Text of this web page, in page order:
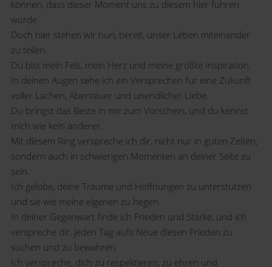
können, dass dieser Moment uns zu diesem hier führen
würde.
Doch hier stehen wir nun, bereit, unser Leben miteinander
zu teilen.
Du bist mein Fels, mein Herz und meine größte Inspiration.
In deinen Augen sehe ich ein Versprechen für eine Zukunft
voller Lachen, Abenteuer und unendlicher Liebe.
Du bringst das Beste in mir zum Vorschein, und du kennst
mich wie kein anderer.
Mit diesem Ring verspreche ich dir, nicht nur in guten Zeiten,
sondern auch in schwierigen Momenten an deiner Seite zu
sein.
Ich gelobe, deine Träume und Hoffnungen zu unterstützen
und sie wie meine eigenen zu hegen.
In deiner Gegenwart finde ich Frieden und Stärke, und ich
verspreche dir, jeden Tag aufs Neue diesen Frieden zu
suchen und zu bewahren.
Ich verspreche, dich zu respektieren, zu ehren und